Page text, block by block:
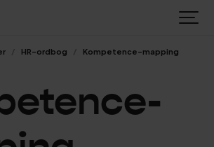
HR-ordbog Kompetence-mapping